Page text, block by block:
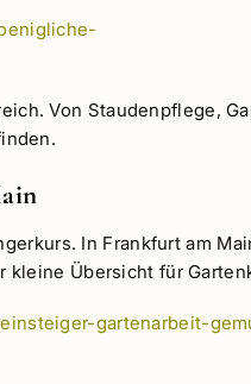
Von Staudenpflege,
In Frankfurt am
Übersicht für
gartenarbeit-